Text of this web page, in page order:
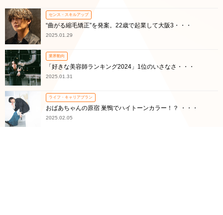
センス・スキルアップ
“曲がる縮毛矯正”を発案。22歳で起業して大阪3・・・
2025.01.29
業界動向
「好きな美容師ランキング2024」1位のいさなさ・・・
2025.01.31
ライフ・キャリアプラン
おばあちゃんの原宿 巣鴨でハイトーンカラー！？ ・・・
2025.02.05